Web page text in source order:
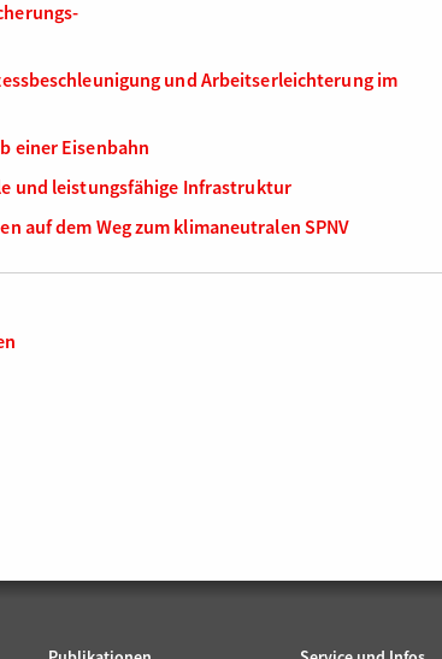
und Arbeitserleichterung im
einer Eisenbahn
und leistungsfähige Infrastruktur
auf dem Weg zum klimaneutralen SPNV